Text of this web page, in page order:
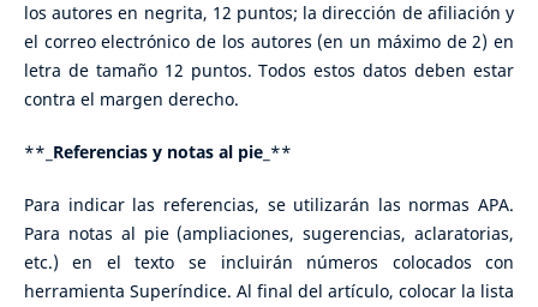
los autores en negrita, 12 puntos; la dirección de afiliación y
el correo electrónico de los autores (en un máximo de 2) en
letra de tamaño 12 puntos. Todos estos datos deben estar
contra el margen derecho.
**_ Referencias y notas al pie_**
Para indicar las referencias, se utilizarán las normas APA.
Para notas al pie (ampliaciones, sugerencias, aclaratorias,
etc.) en el texto se incluirán números colocados con
herramienta Superíndice. Al final del artículo, colocar la lista